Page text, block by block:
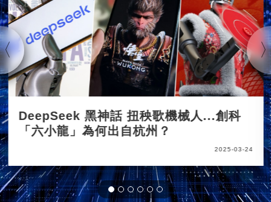
DeepSeek 黑神話 扭秧歌機械人...創科
「六小龍」為何出自杭州？
2025-03-24